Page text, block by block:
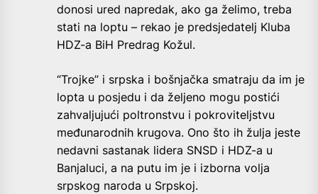
donosi ured napredak, ako ga želimo, treba
stati na loptu – rekao je predsjedatelj Kluba
HDZ-a BiH Predrag Kožul.
“Trojke” i srpska i bošnjačka smatraju da im je
lopta u posjedu i da željeno mogu postići
zahvaljujući poltronstvu i pokroviteljstvu
međunarodnih krugova. Ono što ih žulja jeste
nedavni sastanak lidera SNSD i HDZ-a u
Banjaluci, a na putu im je i izborna volja
srpskog naroda u Srpskoj.